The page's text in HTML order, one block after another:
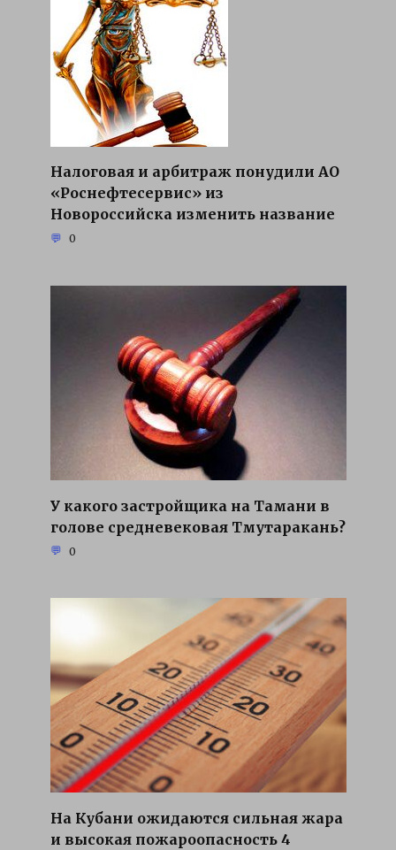
Налоговая и арбитраж понудили АО
«Роснефтесервис» из
Новороссийска изменить название
0
У какого застройщика на Тамани в
голове средневековая Тмутаракань?
0
На Кубани ожидаются сильная жара
и высокая пожароопасность 4